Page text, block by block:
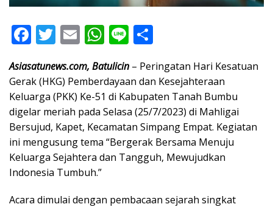
F
e
b
o
o
k
T
itt
er
E
ai
l
W
at
s
A
p
p
Li
e ar
e
Asiasatunews.com, Batulicin – Peringatan Hari Kesatuan
Gerak (HKG) Pemberdayaan dan Kesejahteraan
Keluarga (PKK) Ke-51 di Kabupaten Tanah Bumbu
digelar meriah pada Selasa (25/7/2023) di Mahligai
Bersujud, Kapet, Kecamatan Simpang Empat. Kegiatan
ini mengusung tema “Bergerak Bersama Menuju
Keluarga Sejahtera dan Tangguh, Mewujudkan
Indonesia Tumbuh.”
Acara dimulai dengan pembacaan sejarah singkat